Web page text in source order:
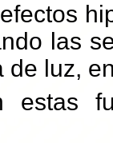
las
de luz,
estas